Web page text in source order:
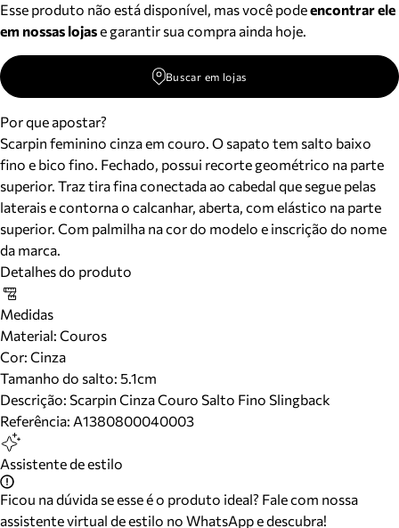
Esse produto não está disponível, mas você podeencontrar ele
em nossas lojase garantir sua compra ainda hoje.
Buscar em lojas
Por que apostar?
Scarpin feminino cinza em couro. O sapato tem salto baixo
fino e bico fino. Fechado, possui recorte geométrico na parte
superior. Traz tira fina conectada ao cabedal que segue pelas
laterais e contorna o calcanhar, aberta, com elástico na parte
superior. Com palmilha na cor do modelo e inscrição do nome
da marca.
Detalhes do produto
Medidas
Material: Couros
Cor: Cinza
Tamanho do salto: 5.1cm
Descrição: Scarpin Cinza Couro Salto Fino Slingback
Referência: A1380800040003
Assistente de estilo
Ficou na dúvida se esse é o produto ideal? Fale com nossa
assistente virtual de estilo no WhatsApp e descubra!